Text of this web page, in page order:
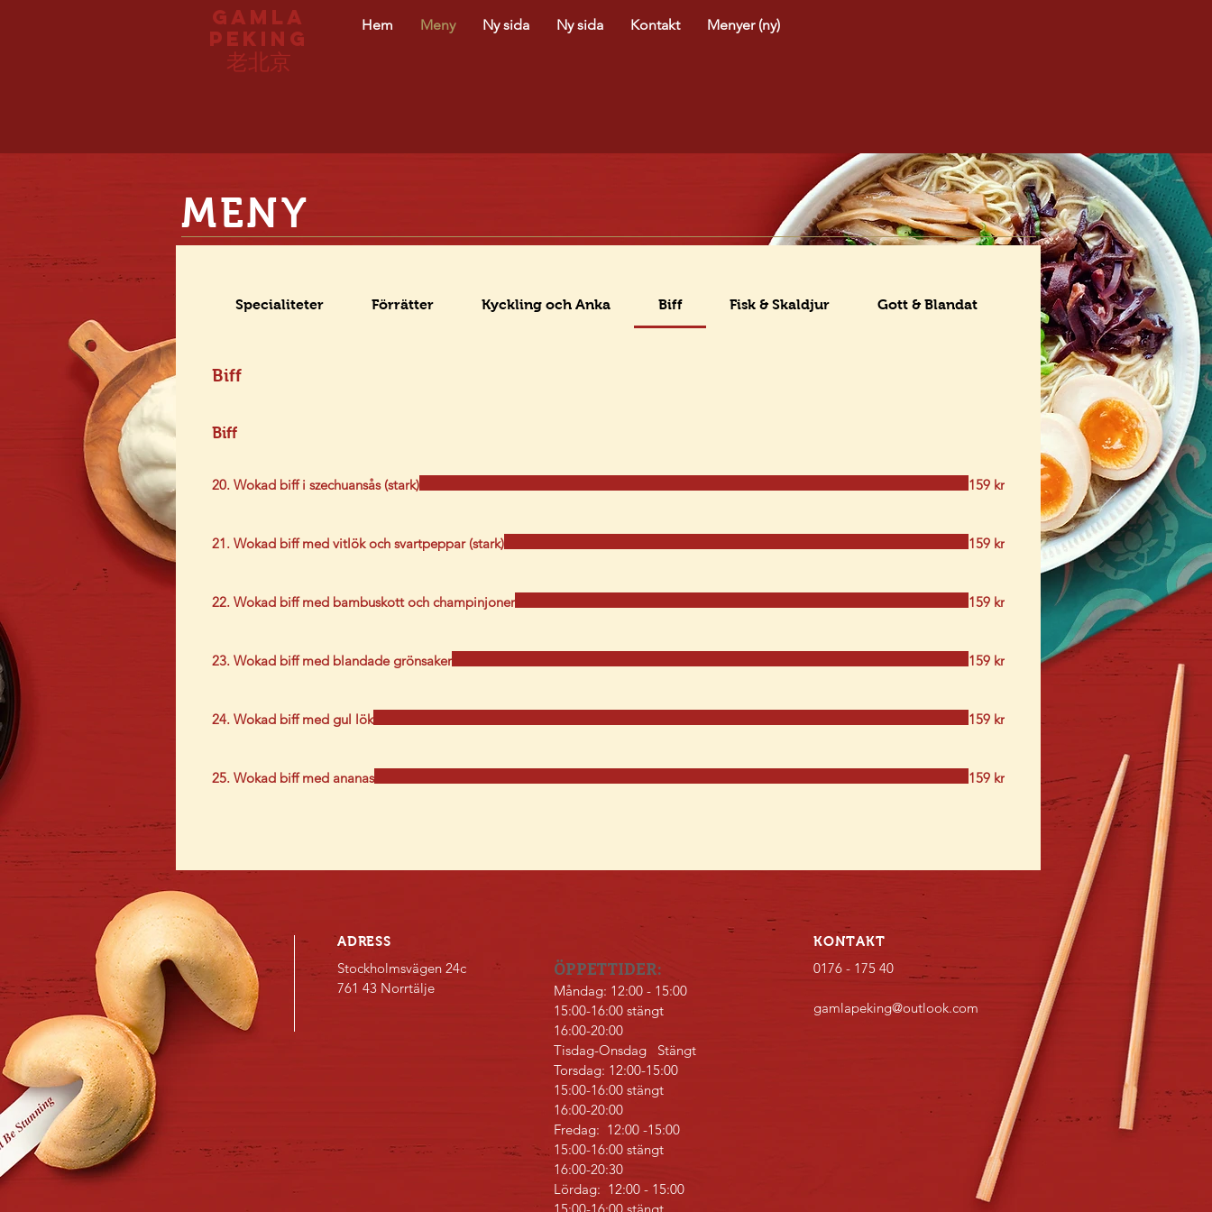
Hem Meny Ny sida Ny sida Kontakt Menyer (ny)
MENY
Specialiteter Förrätter Kyckling och Anka Biff Fisk & Skaldjur Gott & Blandat Setmenyer
Biff
Biff
20. Wokad biff i szechuansås (stark) 159 kr
21. Wokad biff med vitlök och svartpeppar (stark) 159 kr
22. Wokad biff med bambuskott och champinjoner 159 kr
23. Wokad biff med blandade grönsaker 159 kr
24. Wokad biff med gul lök 159 kr
25. Wokad biff med ananas 159 kr
Gamla
peking
老北京
ADRESS
Stockholmsvägen 24c
761 43 Norrtälje
KONTAKT
​ÖPPETTIDER:
Måndag: 12:00 - 15:00
15:00-16:00 stängt
16:00-20:00
Tisdag-Onsdag Stängt
Torsdag: 12:00-15:00
15:00-16:00 stängt
16:00-20:00
Fredag: 12:00 -15:00
15:00-16:00 stängt
16:00-20:30
Lördag: 12:00 - 15:00
0176 - 175 40
gamlapeking@outlook.com